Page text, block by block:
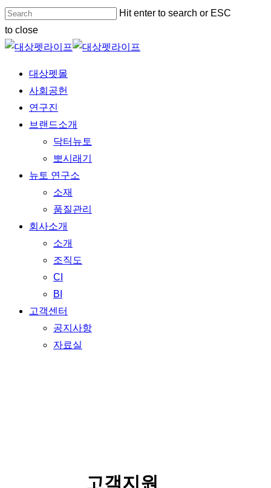
Skip
to
main
Hit enter to search or ESC
to close
Close
Menu 대상펫몰
사회공헌
연구진
브랜드소개
닥터뉴토
뽀시래기
뉴토 연구소
소재
품질관리
회사소개
소개
조직도
CI
BI
고객센터
공지사항
자료실
고객지원